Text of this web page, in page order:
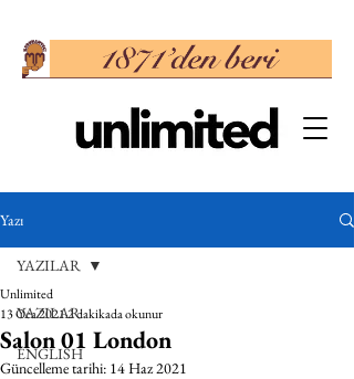
Yazı
YAZILAR
ENGLISH
YAZILAR
Salon 01 London
Unlimited
13 Oca 20212 dakikada okunur
Güncelleme tarihi: 14 Haz 2021